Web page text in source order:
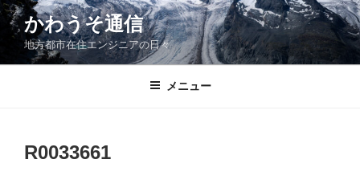
コ
ン
ン
かわうそ通信
地方都市在住エンジニアの日々
メニュー
R0033661